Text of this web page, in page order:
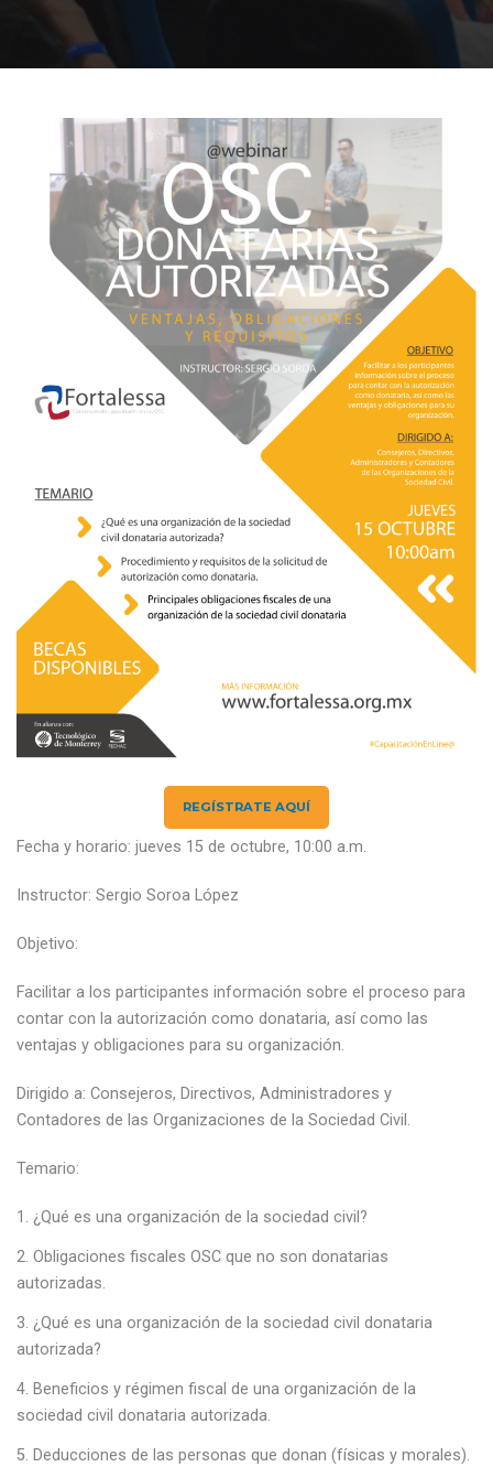
REGÍSTRATE AQUÍ
Fecha y horario: jueves 15 de octubre, 10:00 a.m.
Instructor: Sergio Soroa López
Objetivo:
Facilitar a los participantes información sobre el proceso para
contar con la autorización como donataria, así como las
ventajas y obligaciones para su organización.
Dirigido a: Consejeros, Directivos, Administradores y
Contadores de las Organizaciones de la Sociedad Civil.
Temario:
¿Qué es una organización de la sociedad civil?
Obligaciones fiscales OSC que no son donatarias
autorizadas.
¿Qué es una organización de la sociedad civil donataria
autorizada?
Beneficios y régimen fiscal de una organización de la
sociedad civil donataria autorizada.
Deducciones de las personas que donan (físicas y morales).